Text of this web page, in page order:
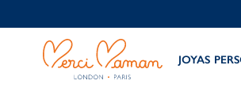
JOYAS